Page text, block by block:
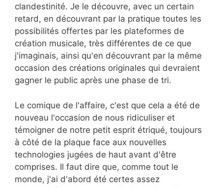
clandestinité. Je le découvre, avec un certain
retard, en découvrant par la pratique toutes les
possibilités offertes par les plateformes de
création musicale, très différentes de ce que
j'imaginais, ainsi qu'en découvrant par la même
occasion des créations originales qui devraient
gagner le public après une phase de tri.
Le comique de l'affaire, c'est que cela a été de
nouveau l'occasion de nous ridiculiser et
témoigner de notre petit esprit étriqué, toujours
à côté de la plaque face aux nouvelles
technologies jugées de haut avant d'être
comprises. Il faut dire que, comme tout le
monde, j'ai d'abord été certes assez